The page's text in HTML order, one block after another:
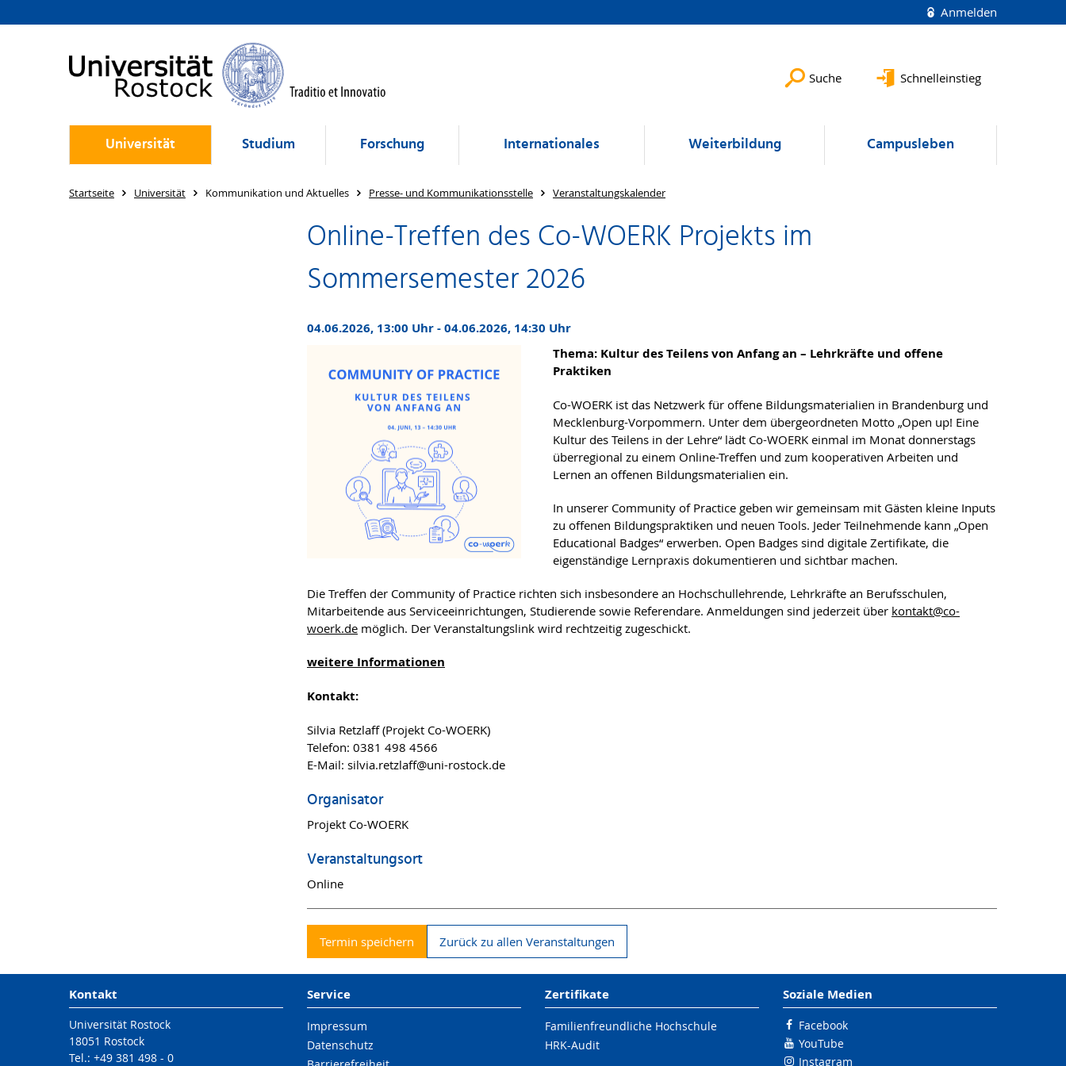
Anmelden
Suche Schnelleinstieg
Universität Studium Forschung Internationales Weiterbildung Campusleben
Startseite Universität Kommunikation und Aktuelles Presse- und Kommunikationsstelle Veranstaltungskalender
Online-Treffen des Co-WOERK Projekts im
Sommersemester 2026
04.06.2026, 13:00 Uhr - 04.06.2026, 14:30 Uhr
Thema: Kultur des Teilens von Anfang an – Lehrkräfte und offene
Praktiken
Co-WOERK ist das Netzwerk für offene Bildungsmaterialien in Brandenburg und
Mecklenburg-Vorpommern. Unter dem übergeordneten Motto „Open up! Eine
Kultur des Teilens in der Lehre“ lädt Co-WOERK einmal im Monat donnerstags
überregional zu einem Online-Treffen und zum kooperativen Arbeiten und
Lernen an offenen Bildungsmaterialien ein.
In unserer Community of Practice geben wir gemeinsam mit Gästen kleine Inputs
zu offenen Bildungspraktiken und neuen Tools. Jeder Teilnehmende kann „Open
Educational Badges“ erwerben. Open Badges sind digitale Zertifikate, die
eigenständige Lernpraxis dokumentieren und sichtbar machen.
Die Treffen der Community of Practice richten sich insbesondere an Hochschullehrende, Lehrkräfte an Berufsschulen,
Mitarbeitende aus Serviceeinrichtungen, Studierende sowie Referendare. Anmeldungen sind jederzeit über kontakt@co-
woerk.de möglich. Der Veranstaltungslink wird rechtzeitig zugeschickt.
weitere Informationen
Kontakt:
Silvia Retzlaff (Projekt Co-WOERK)
Telefon: 0381 498 4566
E-Mail: silvia.retzlaff@uni-rostock.de
Organisator
Projekt Co-WOERK
Veranstaltungsort
Online
Termin speichern Zurück zu allen Veranstaltungen
Kontakt
Universität Rostock
18051 Rostock
Tel.: +49 381 498 - 0
Service
Impressum
Datenschutz
Zertifikate
Familienfreundliche Hochschule
HRK-Audit
Soziale Medien
Facebook
YouTube
Instagram